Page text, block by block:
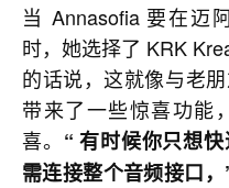
当 Annasofia 要在迈
时，她选择了 KRK
的话说，这就像与老
带来了一些惊喜功能
喜。 “ 有时候你只想
需连接整个音频接口，